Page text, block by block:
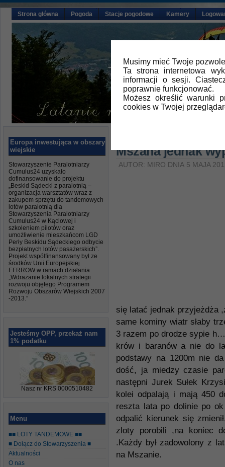
Musimy mieć Twoje
Ta strona internetowa
informacji o sesji.
poprawnie funkcjonować.
Możesz określić warunki
cookies w Twojej
Strona główna Pogoda Stacje pogodowe Kamery
Europa inwestująca w obszary
wiejskie
Stowarzyszenie Paralotniarzy
Cumulus24 uzyskało
dofinansowanie do projektu
„Beskid Sądecki z paralotnią –
organizacja warsztatów wraz z
zakupem sprzętu do tandemowych
lotów paralotnią dla
Stowarzyszenia Paralotniarzy
Cumulus24 w Kąclowej i
szkoleniem pilotów oraz
umożliwienie mieszkańcom LGD
Perły Beskidu Sądeckiego odbycie
bezpłatnych lotów pasażerskich”.
Projekt współfinansowany był ze
środków Unii Europejskiej
EFRROW w ramach działania
„Wdrażanie lokalnych strategii
rozwoju objętego Programem
Rozwoju Obszarów Wiejskich 2007
-2013.”
Jesteśmy OPP, przekaż nam
1% podatku
Nasz nr KRS 0000510482
Menu
■■ LOTY TANDEMOWE ■■
■ Dołącz do Stowarzyszenia ■
Aktualności
O nas
Mszana jednak
AUTOR: MIRO DNIA 5 MAJA
się latać jednak przyjeżdża
same kominy wiatr słaby
3 razem po drodze sypie
krów i baranów a nie do
podstawy na 1200m nie
dość, ja miedzy czasie
następni Jurek Sułek
kolei odpalają i mają 450
reszta lata po dolinie po
odpalić kierunek się
zloty porobili ,na koniec
.Każdy był zadowolony z
na Mszanie.